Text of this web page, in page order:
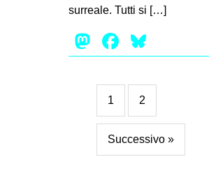
surreale. Tutti si […]
Mastodon
Facebook
1 2
Successivo »